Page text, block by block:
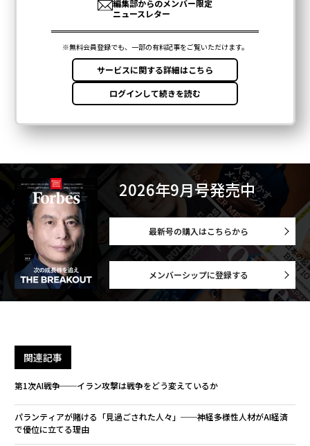
2026年9月号発売中
最新号の購入はこちらから
メンバーシップに登録する
関連記事
第1次AI戦争──イラン攻撃は戦争をどう変えているか
パランティアが賭ける「見過ごされた人々」──神経多様性人材がAI経済
で優位に立てる理由